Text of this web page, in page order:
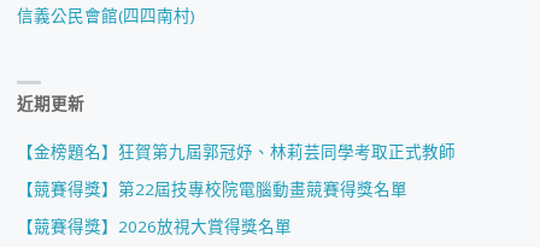
信義公民會館(四四南村)
近期更新
【金榜題名】狂賀第九屆郭冠妤、林莉芸同學考取正式教師
【競賽得獎】第22屆技專校院電腦動畫競賽得獎名單
【競賽得獎】2026放視大賞得獎名單